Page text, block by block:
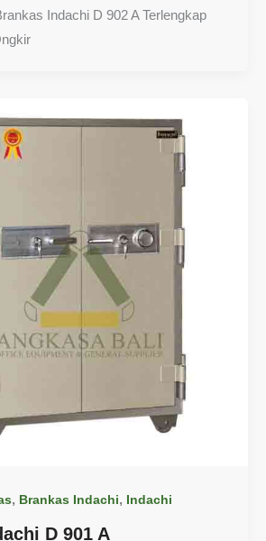
Indachi D 902 A Terlengkap
, Brankas Indachi, Indachi
D 901 A